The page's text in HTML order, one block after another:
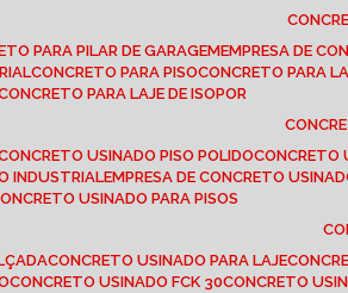
PARA PILAR DE GARAGEM EMPRESA DE
CONCRETO PARA PISO CONCRETO PARA
CONCRETO PARA LAJE DE ISOPOR
CONCRETO USINADO PISO POLIDO
INDUSTRIAL EMPRESA DE CONCRETO
CONCRETO USINADO PARA PISOS
CONCRETO USINADO PARA LAJE
CONCRETO USINADO FCK 30 CONCRETO